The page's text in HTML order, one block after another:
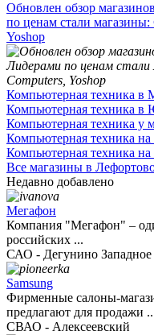
Обновлен обзор
по ценам стали
Yoshop
Компьютерная техника в
Компьютерная техника
Компьютерная техника у
Компьютерная техника
Компьютерная техника
Все магазины в
Недавно добавлено
Мегафон
Компания "Мегафон" –
российских ...
САО - Дегунино Западное
Samsung
Фирменные салоны-
предлагают для продажи
СВАО - Алексеевский